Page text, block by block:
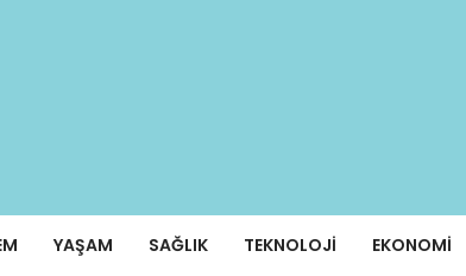
YAŞAM SAĞLIK TEKNOLOJI EKONOMI